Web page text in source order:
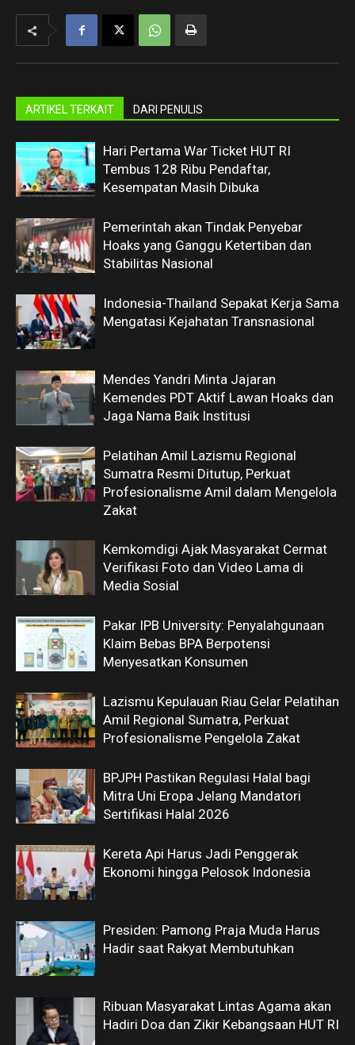
ARTIKEL TERKAIT DARI PENULIS
Hari Pertama War Ticket HUT RI
Tembus 128 Ribu Pendaftar,
Kesempatan Masih Dibuka
Pemerintah akan Tindak Penyebar
Hoaks yang Ganggu Ketertiban dan
Stabilitas Nasional
Indonesia-Thailand Sepakat Kerja Sama
Mengatasi Kejahatan Transnasional
Mendes Yandri Minta Jajaran
Kemendes PDT Aktif Lawan Hoaks dan
Jaga Nama Baik Institusi
Pelatihan Amil Lazismu Regional
Sumatra Resmi Ditutup, Perkuat
Profesionalisme Amil dalam Mengelola
Zakat
Kemkomdigi Ajak Masyarakat Cermat
Verifikasi Foto dan Video Lama di
Media Sosial
Pakar IPB University: Penyalahgunaan
Klaim Bebas BPA Berpotensi
Menyesatkan Konsumen
Lazismu Kepulauan Riau Gelar Pelatihan
Amil Regional Sumatra, Perkuat
Profesionalisme Pengelola Zakat
BPJPH Pastikan Regulasi Halal bagi
Mitra Uni Eropa Jelang Mandatori
Sertifikasi Halal 2026
Kereta Api Harus Jadi Penggerak
Ekonomi hingga Pelosok Indonesia
Presiden: Pamong Praja Muda Harus
Hadir saat Rakyat Membutuhkan
Ribuan Masyarakat Lintas Agama akan
Hadiri Doa dan Zikir Kebangsaan HUT RI